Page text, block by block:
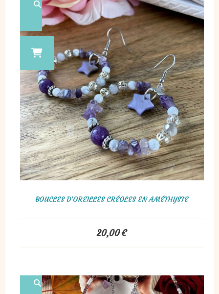
BOUCLES D’OREILLES CRÉOLES EN AMÉTHYSTE
20,00€